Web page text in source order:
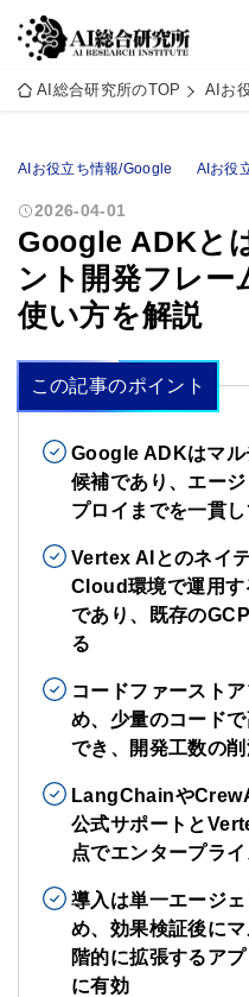
AI総合研究所のTOP AIお
AIお役立ち情報/Google AIお役
2026-04-01
Google ADKと
ント開発フレー
使い方を解説
この記事のポイント
Google ADKはマル
候補であり、エー
プロイまでを一貫
Vertex AIとのネイ
Cloud環境で運用す
であり、既存の
る
コードファースト
め、少量のコード
でき、開発工数の
LangChainや
公式サポートと
点でエンタープラ
導入は単一エージ
め、効果検証後に
階的に拡張するア
に有効